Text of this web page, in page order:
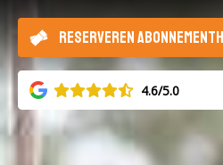
4.6/5.0
RESERVEREN